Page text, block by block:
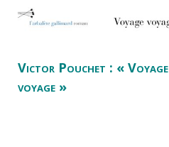
Victor Pouchet : « Voyage
voyage »